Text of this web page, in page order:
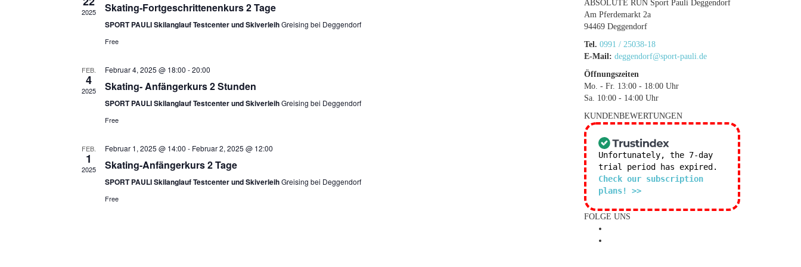
2025 Skating-Fortgeschrittenenkurs 2 Tage
SPORT PAULI Skilanglauf Testcenter und SkiverleihGreising bei Deggendorf
Free
FEB.
4
2025
Februar 4, 2025 @ 18:00 -20:00
Skating- Anfängerkurs 2 Stunden
SPORT PAULI Skilanglauf Testcenter und SkiverleihGreising bei Deggendorf
Free
FEB.
1
2025
Februar 1, 2025 @ 14:00 - Februar 2, 2025 @ 12:00
Skating-Anfängerkurs 2 Tage
SPORT PAULI Skilanglauf Testcenter und SkiverleihGreising bei Deggendorf
Free
ABSOLUTE RUN Sport Pauli Deggendorf
Am Pferdemarkt 2a
94469 Deggendorf
Tel. 0991 / 25038-18
E-Mail: deggendorf@sport-pauli.de
Öffnungszeiten
Mo. - Fr. 13:00 - 18:00 Uhr
Sa. 10:00 - 14:00 Uhr
KUNDENBEWERTUNGEN
Unfortunately, the 7-day
trial period has expired.
Check our subscription
plans! >>
FOLGE UNS